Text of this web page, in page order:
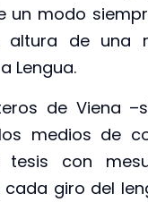
un modo
altura de una
Lengua.
de Viena
medios de
tesis con
giro del